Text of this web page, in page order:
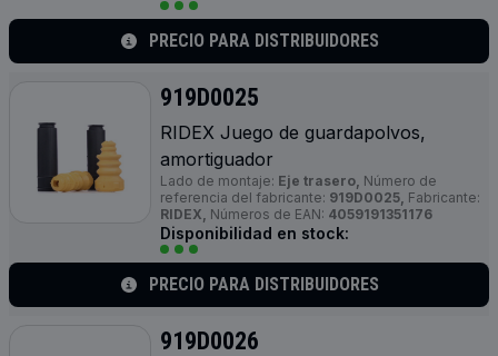
PRECIO PARA DISTRIBUIDORES
919D0025
RIDEX Juego de guardapolvos,
amortiguador
Lado de montaje: Eje trasero, Número de
referencia del fabricante: 919D0025, Fabricante:
RIDEX, Números de EAN: 4059191351176
Disponibilidad en stock:
PRECIO PARA DISTRIBUIDORES
919D0026